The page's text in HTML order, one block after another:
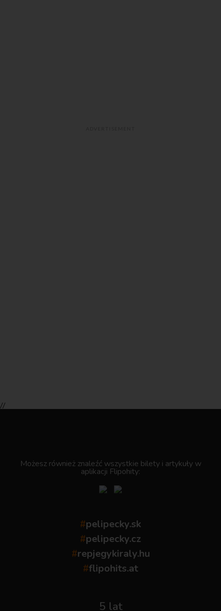
//
Możesz również znaleźć wszystkie bilety i artykuły w
aplikacji Flipohity:
#pelipecky.sk
#pelipecky.cz
#repjegykiraly.hu
#flipohits.at
5 lat